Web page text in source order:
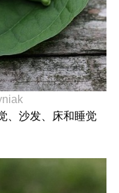
、沙发、床和睡觉